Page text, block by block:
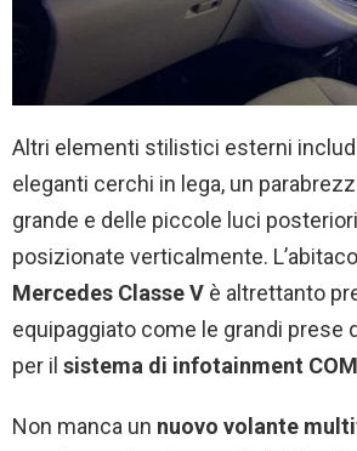
Altri elementi stilistici esterni
eleganti cerchi in lega, un
grande e delle piccole luci posteriori
posizionate verticalmente.
Mercedes Classe V è altrettanto
equipaggiato come le grandi prese
per il sistema di infotainment
Non manca un nuovo volante